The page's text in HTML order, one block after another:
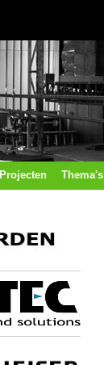
Projecten Thema's